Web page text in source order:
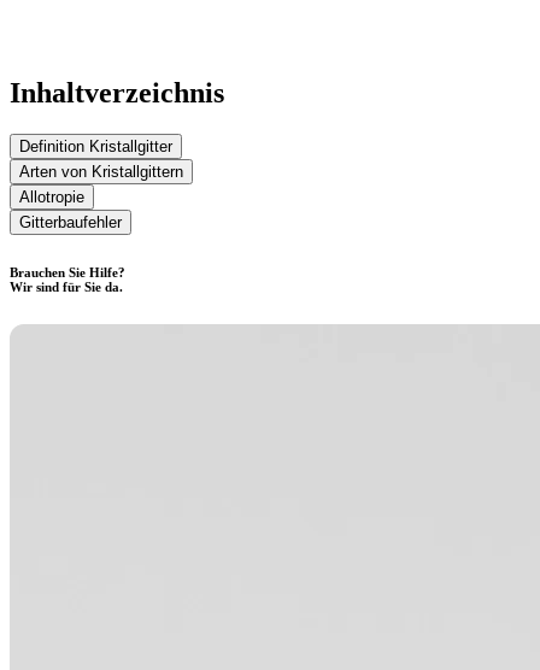
Inhaltverzeichnis
Definition Kristallgitter
Arten von Kristallgittern
Allotropie
Gitterbaufehler
Brauchen Sie Hilfe?
Wir sind für Sie da.